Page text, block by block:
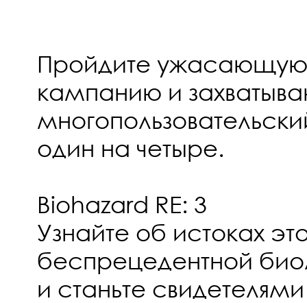
Пройдите
кампанию и
один на четыре.
Biohazard RE: 3
Узнайте об истоках
беспрецедентной
и станьте